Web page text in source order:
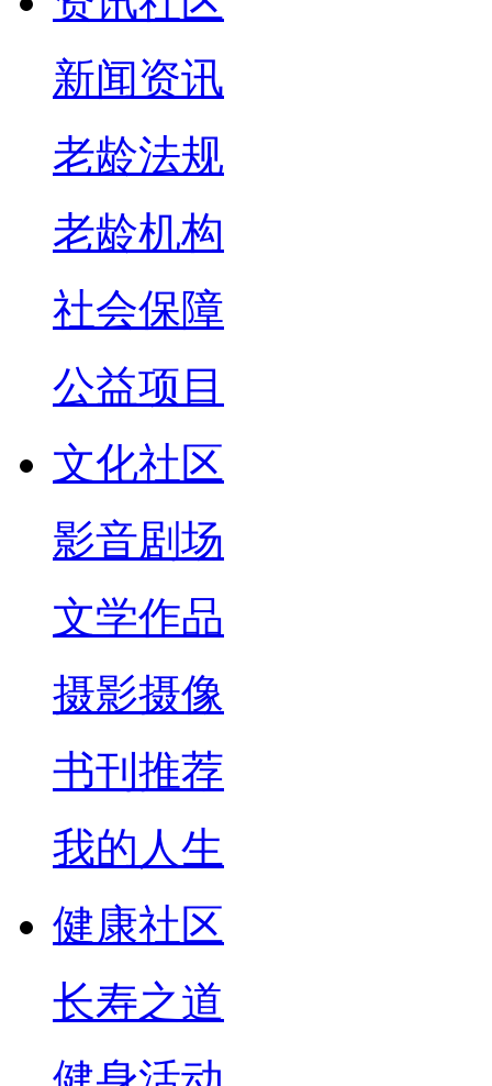
新闻资讯
老龄法规
老龄机构
社会保障
公益项目
文化社区
影音剧场
文学作品
摄影摄像
书刊推荐
我的人生
健康社区
长寿之道